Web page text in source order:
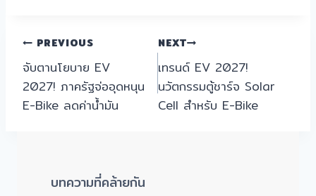
แนะแนว
เรื่อง
PREVIOUS
จับตานโยบาย EV
2027! ภาครัฐจ่ออุดหนุน
E-Bike ลดค่าน้ำมัน
NEXT
เทรนด์ EV 2027!
นวัตกรรมตู้ชาร์จ Solar
Cell สำหรับ E-Bike
บทความที่คล้ายกัน